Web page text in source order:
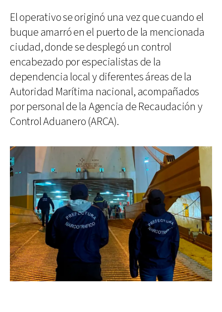
El operativo se originó una vez que cuando el
buque amarró en el puerto de la mencionada
ciudad, donde se desplegó un control
encabezado por especialistas de la
dependencia local y diferentes áreas de la
Autoridad Marítima nacional, acompañados
por personal de la Agencia de Recaudación y
Control Aduanero (ARCA).